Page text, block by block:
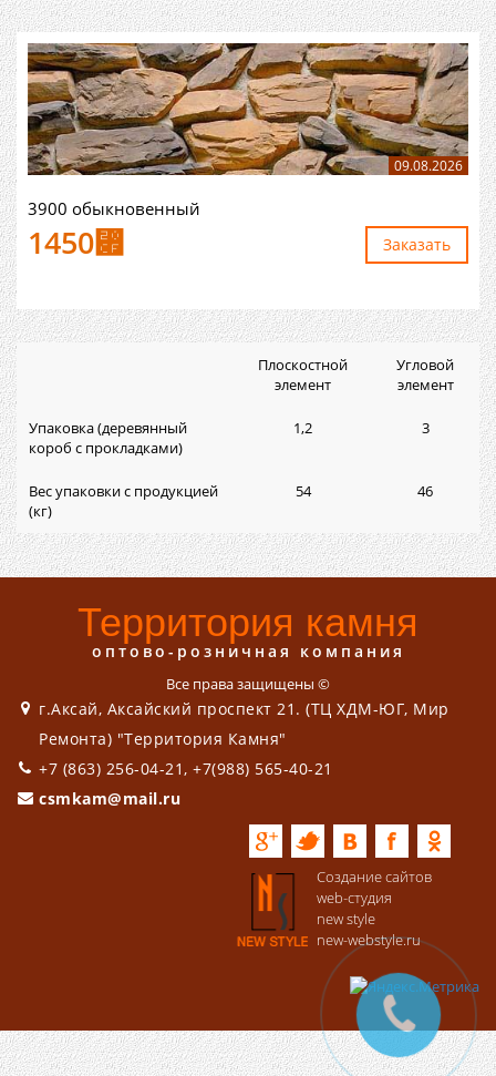
09.08.2026
3900 обыкновенный
1450⃏ Заказaть
Плоскостной
элемент
Угловой
элемент
Упаковка (деревянный
короб с прокладками)
1,2 3
Вес упаковки с продукцией
(кг)
54 46
Территория камня
оптово-розничная компания
Все права защищены ©
г.Аксай, Аксайский проспект 21. (ТЦ ХДМ-ЮГ, Мир
Ремонта) "Территория Камня"
+7 (863) 256-04-21, +7(988) 565-40-21
csmkam@mail.ru
Создание сайтов
web-студия
new style
new-webstyle.ru